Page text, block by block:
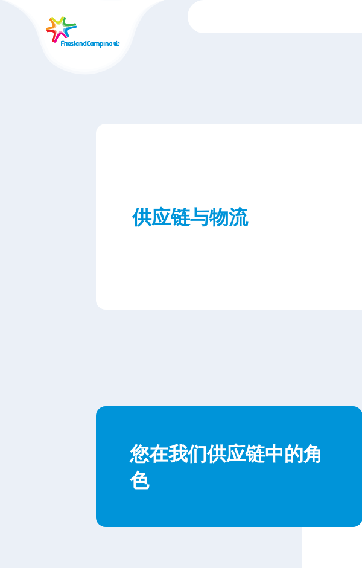
供应链与物流
您在我们供应链中的角
色